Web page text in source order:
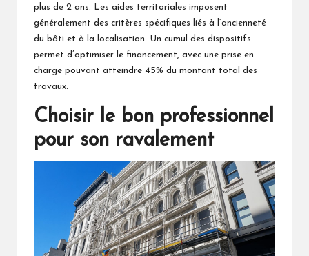
plus de 2 ans. Les aides territoriales imposent
généralement des critères spécifiques liés à l’ancienneté
du bâti et à la localisation. Un cumul des dispositifs
permet d’optimiser le financement, avec une prise en
charge pouvant atteindre 45% du montant total des
travaux.
Choisir le bon professionnel
pour son ravalement